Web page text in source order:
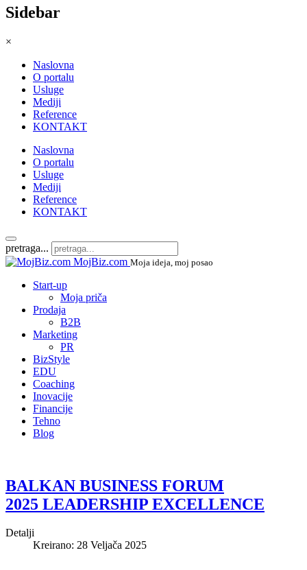
Sidebar
×
Naslovna
O portalu
Usluge
Mediji
Reference
KONTAKT
Naslovna
O portalu
Usluge
Mediji
Reference
KONTAKT
pretraga...
MojBiz.com Moja ideja, moj posao
Start-up
Moja priča
Prodaja
B2B
Marketing
PR
BizStyle
EDU
Coaching
Inovacije
Financije
Tehno
Blog
BALKAN BUSINESS FORUM
2025 LEADERSHIP EXCELLENCE
Detalji
Kreirano: 28 Veljača 2025